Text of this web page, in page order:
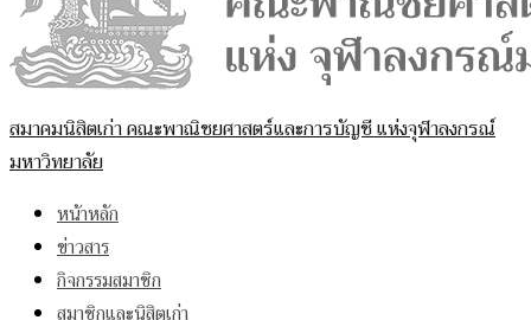
สมาคมนิสิตเก่า คณะพาณิชยศาสตร์และการบัญชี แห่งจุฬาลงกรณ์
มหาวิทยาลัย
หน้าหลัก
ข่าวสาร
กิจกรรมสมาชิก